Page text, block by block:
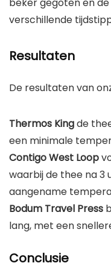
beker gegoten en
verschillende
Resultaten
De resultaten van
Thermos Kingde
een minimale
Contigo West Loop
waarbij de thee na 3
aangename
Bodum Travel Press
lang, met een
Conclusie